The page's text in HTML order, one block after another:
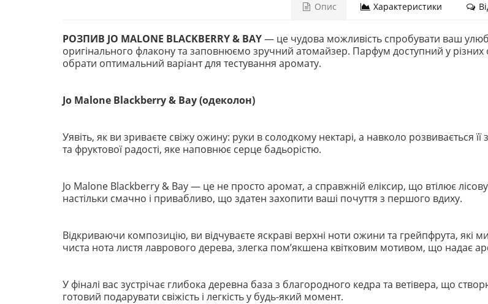
Опис Характеристики
РОЗПИВ JO MALONE BLACKBERRY & BAY— це чудова можливість спробувати ваш
оригінального флакону та заповнюємо зручний атомайзер. Парфум доступний у
обрати оптимальний варіант для тестування аромату.
Jo Malone Blackberry & Bay (одеколон)
Уявіть, як ви зриваєте свіжу ожину: руки в солодкому нектарі, а навколо розвивається
та фруктової радості, яке наповнює серце бадьорістю.
Jo Malone Blackberry & Bay — це не просто аромат, а справжній еліксир, що втілює
настільки смачно і привабливо, що здатен захопити ваші почуття з першого вдиху.
Відкриваючи композицію, ви відчуваєте яскраві верхні ноти ожини та грейпфрута, які
чиста нота листя лаврового дерева, злегка пом’якшена квітковим мотивом, що надає
У фіналі вас зустрічає глибока деревна база з благородного кедра та ветівера, що
готовий подарувати свіжість і легкість у будь-який момент.